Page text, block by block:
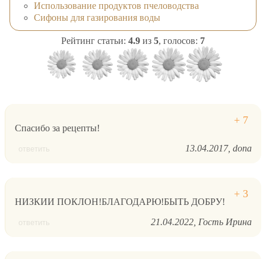
Использование продуктов пчеловодства
Сифоны для газирования воды
Рейтинг статьи: 4.9 из 5, голосов: 7
Спасибо за рецепты!
ответить 13.04.2017 dona
НИЗКИИ ПОКЛОН!БЛАГОДАРЮ!БЫТЬ ДОБРУ!
ответить 21.04.2022 Гость Ирина